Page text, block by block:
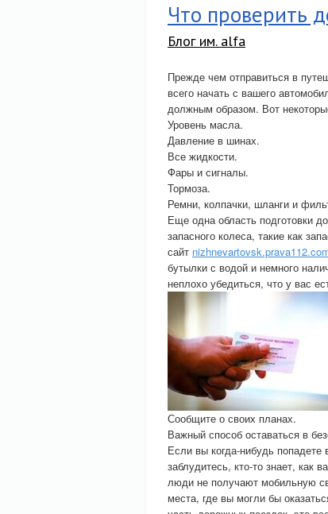
Что проверить
Блог им. alfa
Прежде чем отправиться в
всего начать с вашего
должным образом. Вот
Уровень масла.
Давление в шинах.
Все жидкости.
Фары и сигналы.
Тормоза.
Ремни, колпачки, шланги и
Еще одна область подготовки
запасного колеса, такие как
сайт
бутылки с водой и немного
неплохо убедиться, что у вас
Сообщите о своих планах.
Важный способ оставаться в
Если вы когда-нибудь
заблудитесь, кто-то знает, как
люди не получают мобильную
места, где вы могли бы